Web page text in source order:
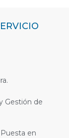
Gestión de
en